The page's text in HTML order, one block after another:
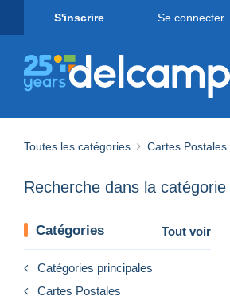
S'inscrire Se connecter
Toutes les catégories Cartes Postales
Recherche dans la catégorie
Catégories Tout voir
Catégories principales
Cartes Postales